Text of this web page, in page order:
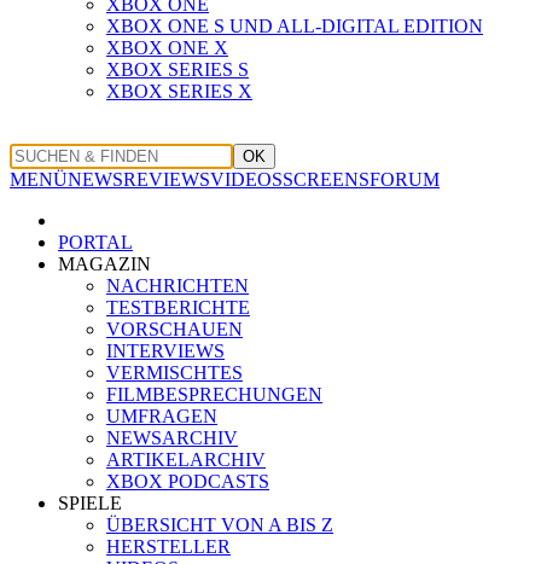
XBOX ONE
XBOX ONE S UND ALL-DIGITAL EDITION
XBOX ONE X
XBOX SERIES S
XBOX SERIES X
OK
MENÜNEWSREVIEWSVIDEOSSCREENSFORUM
PORTAL
MAGAZIN
NACHRICHTEN
TESTBERICHTE
VORSCHAUEN
INTERVIEWS
VERMISCHTES
FILMBESPRECHUNGEN
UMFRAGEN
NEWSARCHIV
ARTIKELARCHIV
XBOX PODCASTS
SPIELE
ÜBERSICHT VON A BIS Z
HERSTELLER